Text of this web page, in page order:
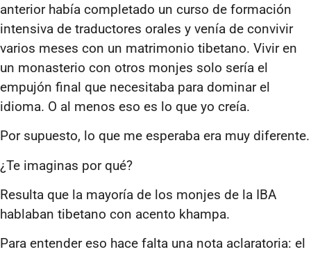
anterior había completado un curso de formación
intensiva de traductores orales y venía de convivir
varios meses con un matrimonio tibetano. Vivir en
un monasterio con otros monjes solo sería el
empujón final que necesitaba para dominar el
idioma. O al menos eso es lo que yo creía.
Por supuesto, lo que me esperaba era muy diferente.
¿Te imaginas por qué?
Resulta que la mayoría de los monjes de la IBA
hablaban tibetano con acento khampa.
Para entender eso hace falta una nota aclaratoria: el